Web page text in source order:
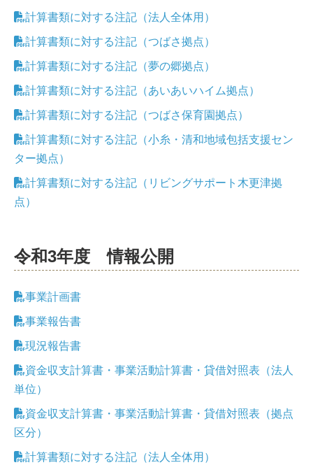
計算書類に対する注記（法人全体用）
計算書類に対する注記（つばさ拠点）
計算書類に対する注記（夢の郷拠点）
計算書類に対する注記（あいあいハイム拠点）
計算書類に対する注記（つばさ保育園拠点）
計算書類に対する注記（小糸・清和地域包括支援セン
ター拠点）
計算書類に対する注記（リビングサポート木更津拠
点）
令和3年度 情報公開
事業計画書
事業報告書
現況報告書
資金収支計算書・事業活動計算書・貸借対照表（法人
単位）
資金収支計算書・事業活動計算書・貸借対照表（拠点
区分）
計算書類に対する注記（法人全体用）